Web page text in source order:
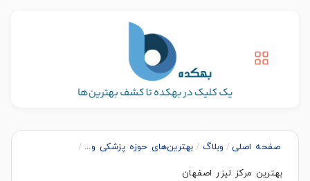
صفحه اصلی/ وبلاگ / بهترین‌های حوزه پزشکی و... /
بهترين مركز ليزر اصفهان